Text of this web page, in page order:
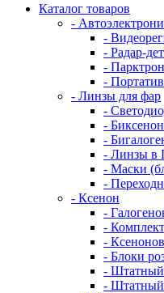
Каталог товаров
-
-
- Радар-
-
-
- Линзы для фар
-
-
-
- Линзы
- Маски
-
- Ксенон
-
-
-
- Блоки
-
- Штатный